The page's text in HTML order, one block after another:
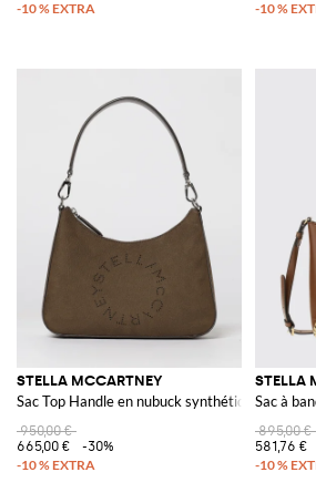
STELLA MCCARTNEY
Sac Top Handle en nubuck synthétique martelé
950,00 €
665,00 €
-30%
STELLA
Sac à
895,00 €
581,76 €